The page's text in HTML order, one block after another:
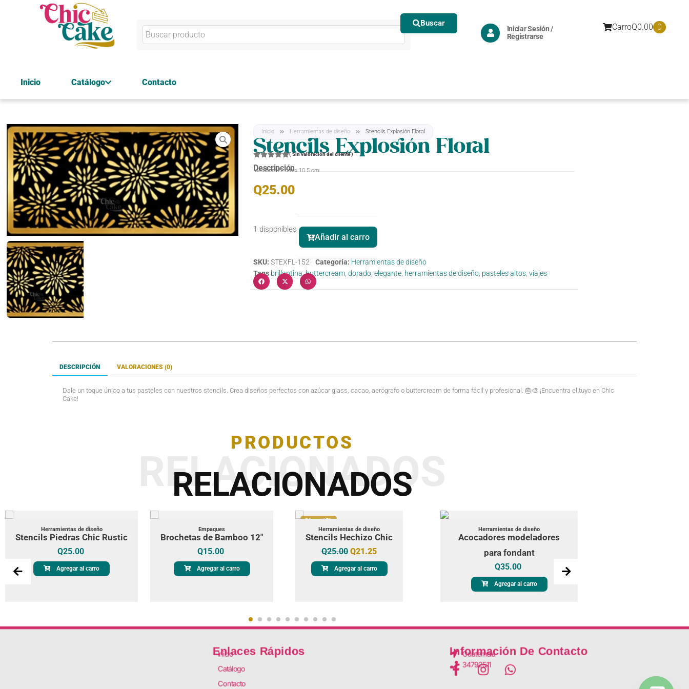
Buscar CarroQ0.00 0
Iniciar Sesión /
Registrarse
Inicio Catálogo Contacto
Inicio Herramientas de diseño Stencils Explosión Floral
Stencils Explosión Floral
(Sin valoración del cliente)
Descripción
Medidas: 22 cm x 10.5 cm
Q25.00
1 disponibles
Añadir al carro
SKU:STEXFL-152 Categoría: Herramientas de diseño
Tags brillantina,buttercream ,dorado ,elegante herramientas de diseño pasteles altos ,viajes
DESCRIPCIÓN VALORACIONES (0)
Dale un toque único a tus pasteles con nuestros stencils. Crea diseños perfectos con azúcar glass, cacao, aerógrafo o buttercream de forma fácil y profesional. 🎂🎨 ¡Encuentra el tuyo en Chic
Cake!
PRODUCTOS
RELACIONADOS
RELACIONADOS
Herramientas de diseño
Stencils Piedras Chic Rustic
Q25.00
Agregar al carro
Empaques
Brochetas de Bamboo 12"
Q15.00
Agregar al carro
Oferta 15%
Herramientas de diseño
Stencils Hechizo Chic
Q25.00 Q21.25
Agregar al carro
Herramientas de diseño
Acocadores modeladores
para fondant
Q35.00
Agregar al carro
Enlaces Rápidos
Inicio
Catálogo
Contacto
Información De Contacto
Guatemala
34792511